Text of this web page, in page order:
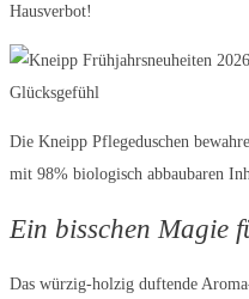
Hausverbot!
Die Kneipp Pflegeduschen
mit 98% biologisch abbaubaren
Ein bisschen Magie
Das würzig-holzig duftende